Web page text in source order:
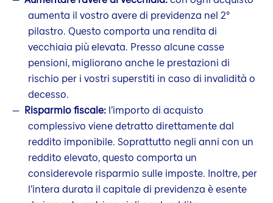
aumenta il vostro avere di previdenza nel 2°
pilastro. Questo comporta una rendita di
vecchiaia più elevata. Presso alcune casse
pensioni, migliorano anche le prestazioni di
rischio per i vostri superstiti in caso di invalidità o
decesso.
Risparmio fiscale: l’importo di acquisto
complessivo viene detratto direttamente dal
reddito imponibile. Soprattutto negli anni con un
reddito elevato, questo comporta un
considerevole risparmio sulle imposte. Inoltre, per
l’intera durata il capitale di previdenza è esente